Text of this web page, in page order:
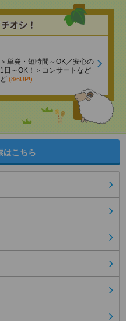
単発・短時間～OK／安心の
日～OK！＞コンサートなど
(8/6UP!)
はこちら